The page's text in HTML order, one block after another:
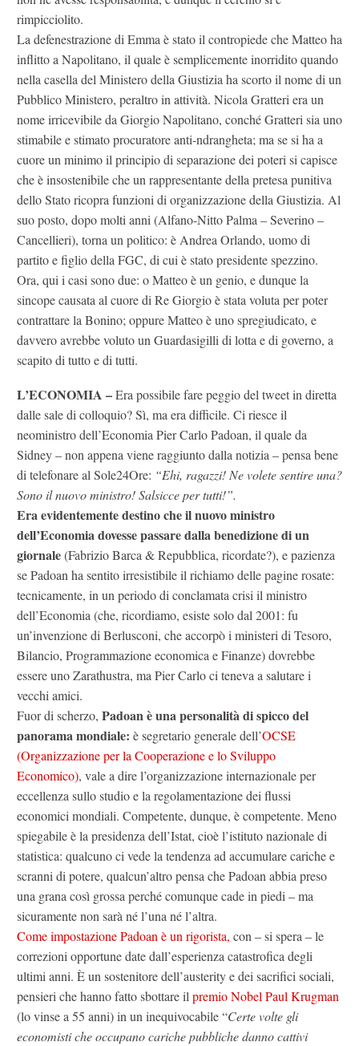
rimpicciolito.
La defenestrazione di Emma è stato il contropiede che Matteo ha
inflitto a Napolitano, il quale è semplicemente inorridito quando
nella casella del Ministero della Giustizia ha scorto il nome di un
Pubblico Ministero, peraltro in attività. Nicola Gratteri era un
nome irricevibile da Giorgio Napolitano, conché Gratteri sia uno
stimabile e stimato procuratore anti-ndrangheta; ma se si ha a
cuore un minimo il principio di separazione dei poteri si capisce
che è insostenibile che un rappresentante della pretesa punitiva
dello Stato ricopra funzioni di organizzazione della Giustizia. Al
suo posto, dopo molti anni (Alfano-Nitto Palma – Severino –
Cancellieri), torna un politico: è Andrea Orlando, uomo di
partito e figlio della FGC, di cui è stato presidente spezzino.
Ora, qui i casi sono due: o Matteo è un genio, e dunque la
sincope causata al cuore di Re Giorgio è stata voluta per poter
contrattare la Bonino; oppure Matteo è uno spregiudicato, e
davvero avrebbe voluto un Guardasigilli di lotta e di governo, a
scapito di tutto e di tutti.
L’ECONOMIA –Era possibile fare peggio del tweet in diretta
dalle sale di colloquio? Sì, ma era difficile. Ci riesce il
neoministro dell’Economia Pier Carlo Padoan, il quale da
Sidney – non appena viene raggiunto dalla notizia – pensa bene
di telefonare al Sole24Ore: “Ehi, ragazzi! Ne volete sentire una?
Sono il nuovo ministro! Salsicce per tutti!”.
Era evidentemente destino che il nuovo ministro
dell’Economia dovesse passare dalla benedizione di un
giornale(Fabrizio Barca & Repubblica, ricordate?), e pazienza
se Padoan ha sentito irresistibile il richiamo delle pagine rosate:
tecnicamente, in un periodo di conclamata crisi il ministro
dell’Economia (che, ricordiamo, esiste solo dal 2001: fu
un’invenzione di Berlusconi, che accorpò i ministeri di Tesoro,
Bilancio, Programmazione economica e Finanze) dovrebbe
essere uno Zarathustra, ma Pier Carlo ci teneva a salutare i
vecchi amici.
Fuor di scherzo, Padoan è una personalità di spicco del
panorama mondiale: è segretario generale dell’OCSE
(Organizzazione per la Cooperazione e lo Sviluppo
Economico), vale a dire l’organizzazione internazionale per
eccellenza sullo studio e la regolamentazione dei flussi
economici mondiali. Competente, dunque, è competente. Meno
spiegabile è la presidenza dell’Istat, cioè l’istituto nazionale di
statistica: qualcuno ci vede la tendenza ad accumulare cariche e
scranni di potere, qualcun’altro pensa che Padoan abbia preso
una grana così grossa perché comunque cade in piedi – ma
sicuramente non sarà né l’una né l’altra.
Come impostazione Padoan è un rigorista, con – si spera – le
correzioni opportune date dall’esperienza catastrofica degli
ultimi anni. È un sostenitore dell’austerity e dei sacrifici sociali,
pensieri che hanno fatto sbottare il premio Nobel Paul Krugman
(lo vinse a 55 anni) in un inequivocabile “Certe volte gli
economisti che occupano cariche pubbliche danno cattivi